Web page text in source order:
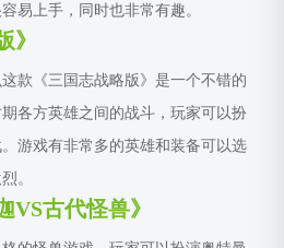
易上手，同时也非常有趣。
》
款《三国志战略版》是一个不错的
各方英雄之间的战斗，玩家可以扮
游戏有非常多的英雄和装备可以选
。
VS古代怪兽》